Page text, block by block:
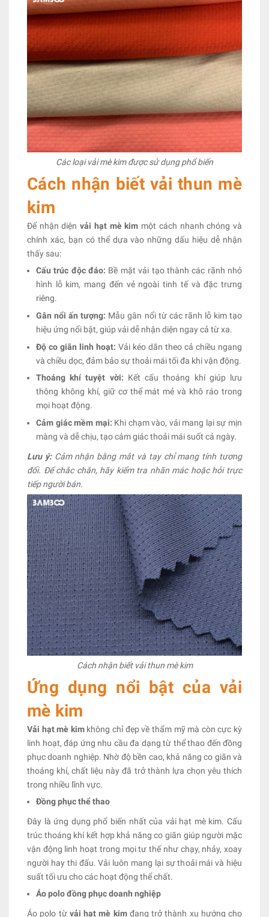
Các loại vải mè kim được sử dụng phổ biến
Cách nhận biết vải thun mè
kim
Để nhận diệnvải hạt mè kim một cách nhanh chóng và
chính xác, bạn có thể dựa vào những dấu hiệu dễ nhận
thấy sau:
Cấu trúc độc đáo: Bề mặt vải tạo thành các rãnh nhỏ
hình lỗ kim, mang đến vẻ ngoài tinh tế và đặc trưng
riêng.
Gân nổi ấn tượng: Mẫu gân nổi từ các rãnh lỗ kim tạo
hiệu ứng nổi bật, giúp vải dễ nhận diện ngay cả từ xa.
Độ co giãn linh hoạt: Vải kéo dãn theo cả chiều ngang
và chiều dọc, đảm bảo sự thoải mái tối đa khi vận động.
Thoáng khí tuyệt vời: Kết cấu thoáng khí giúp lưu
thông không khí, giữ cơ thể mát mẻ và khô ráo trong
mọi hoạt động.
Cảm giác mềm mại: Khi chạm vào, vải mang lại sự mịn
màng và dễ chịu, tạo cảm giác thoải mái suốt cả ngày.
Lưu ý: Cảm nhận bằng mắt và tay chỉ mang tính tương
đối. Để chắc chắn, hãy kiểm tra nhãn mác hoặc hỏi trực
tiếp người bán.
Cách nhận biết vải thun mè kim
Ứng dụng nổi bật của vải
mè kim
Vải hạt mè kimkhông chỉ đẹp về thẩm mỹ mà còn cực kỳ
linh hoạt, đáp ứng nhu cầu đa dạng từ thể thao đến đồng
phục doanh nghiệp. Nhờ độ bền cao, khả năng co giãn và
thoáng khí, chất liệu này đã trở thành lựa chọn yêu thích
trong nhiều lĩnh vực.
Đồng phục thể thao
Đây là ứng dụng phổ biến nhất của vải hạt mè kim. Cấu
trúc thoáng khí kết hợp khả năng co giãn giúp người mặc
vận động linh hoạt trong mọi tư thế như chạy, nhảy, xoay
người hay thi đấu. Vải luôn mang lại sự thoải mái và hiệu
suất tối ưu cho các hoạt động thể chất.
Áo polo đồng phục doanh nghiệp
Áo polo từ vải hạt mè kimđang trở thành xu hướng cho